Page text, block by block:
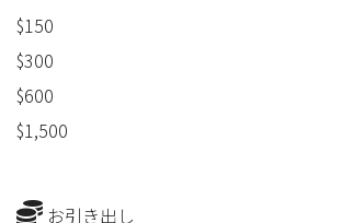
$150
$300
$600
$1,500
お引き出し